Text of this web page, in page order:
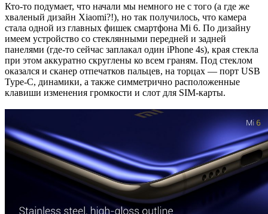
Кто-то подумает, что начали мы немного не с того (а где же
хваленый дизайн Xiaomi?!), но так получилось, что камера
стала одной из главных фишек смартфона Mi 6. По дизайну
имеем устройство со стеклянными передней и задней
панелями (где-то сейчас заплакал один iPhone 4s), края стекла
при этом аккуратно скруглены ко всем граням. Под стеклом
оказался и сканер отпечатков пальцев, на торцах — порт USB
Type-C, динамики, а также симметрично расположенные
клавиши изменения громкости и слот для SIM-карты.